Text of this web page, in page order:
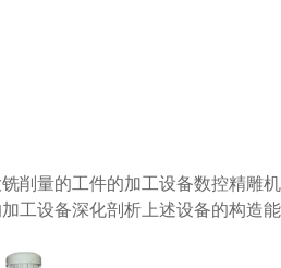
量的工件的加工设备数控精雕
工设备深化剖析上述设备的构造